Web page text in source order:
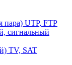
UTP, FTP
сигнальный
TV, SAT